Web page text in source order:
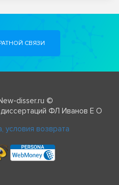
СВЯЗИ
disser.ru ©
ФЛ Иванов Е О
условия возврата